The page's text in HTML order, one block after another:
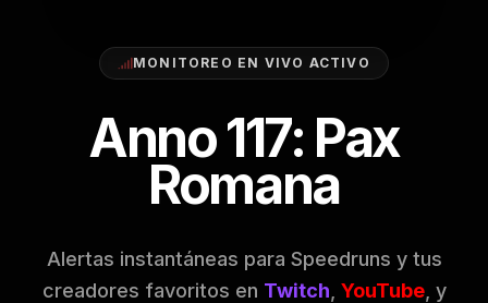
MONITOREO EN VIVO ACTIVO
Anno 117: Pax
Romana
Alertas instantáneas para Speedruns y tus
creadores favoritos en Twitch YouTube, y